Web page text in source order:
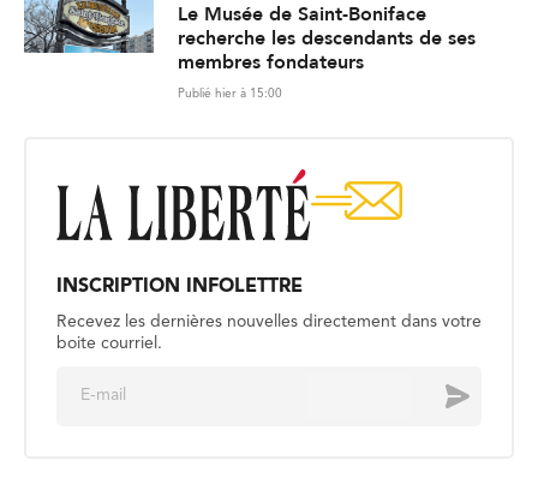
Le Musée de Saint-Boniface
recherche les descendants de ses
membres fondateurs
Publié hier à 15:00
INSCRIPTION INFOLETTRE
Recevez les dernières nouvelles directement dans votre
boite courriel.
Envoyer